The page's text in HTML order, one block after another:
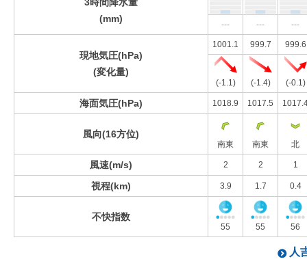
3時間降水量
(mm)
--- --- ---
現地気圧(hPa)
(変化量)
1001.1 999.7 999.6
(-1.1) (-1.4) (-0.1)
海面気圧(hPa) 1018.9 1017.5
風向(16方位)
南東 南東 北
風速(m/s) 2 2 1
視程(km) 3.9 1.7 0.4
不快指数
55 55 56
人